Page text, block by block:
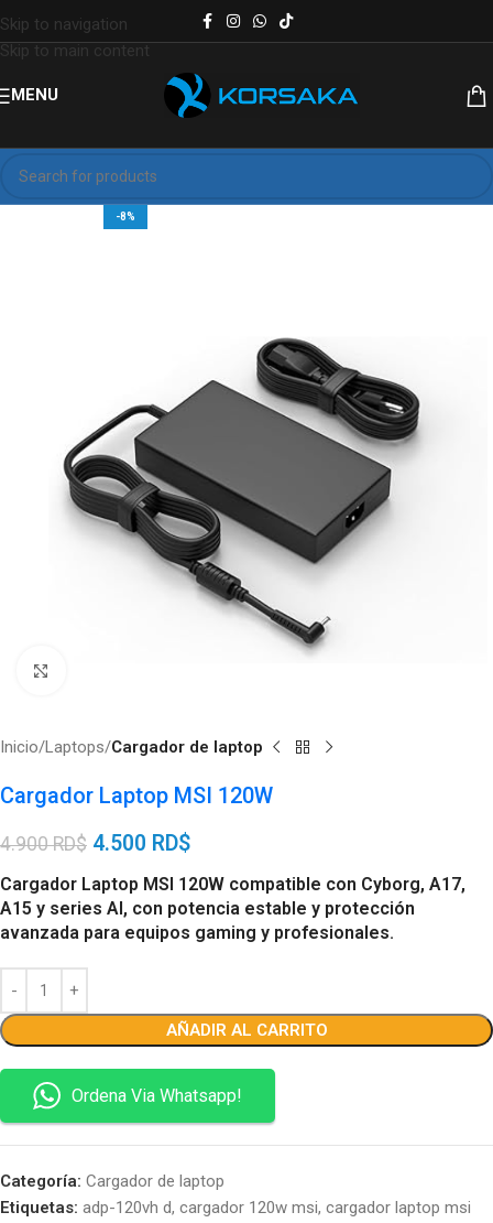
Skip to navigation
Skip to main content
MENU
-8%
Inicio Laptops Cargador de laptop
Cargador Laptop MSI 120W
4.900RD$ 4.500 RD$
Cargador Laptop MSI 120W compatible con Cyborg, A17,
A15 y series AI, con potencia estable y protección
avanzada para equipos gaming y profesionales.
AÑADIR AL CARRITO
Ordena Via Whatsapp!
Categoría: Cargador de laptop
Etiquetas: adp-120vh d, cargador 120w msi, cargador laptop msi